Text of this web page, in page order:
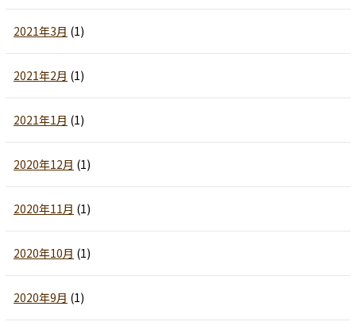
2021年3月 (1)
2021年2月 (1)
2021年1月 (1)
2020年12月 (1)
2020年11月 (1)
2020年10月 (1)
2020年9月 (1)